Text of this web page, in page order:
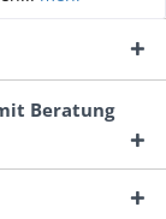
Beratung